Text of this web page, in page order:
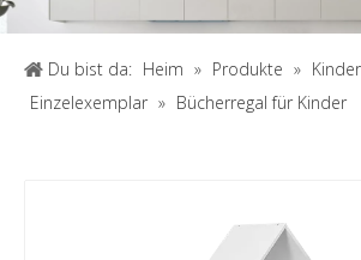
Du bist da: Heim » Produkte »
Einzelexemplar » Bücherregal für Kinder